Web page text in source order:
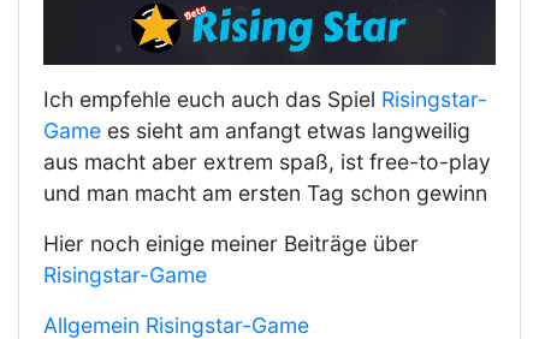
Ich empfehle euch auch das Spiel Risingstar-
Game es sieht am anfangt etwas langweilig
aus macht aber extrem spaß, ist free-to-play
und man macht am ersten Tag schon gewinn
Hier noch einige meiner Beiträge über
Risingstar-Game
Allgemein Risingstar-Game